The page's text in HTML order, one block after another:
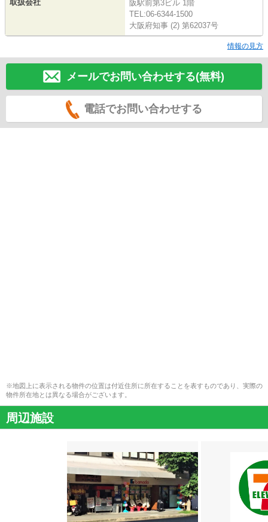
取扱会社
阪駅前第3ビル 1階
TEL:06-6344-1500
大阪府知事 (2) 第62037号
情報の見方
メールでお問い合わせする(無料)
電話でお問い合わせする
※地図上に表示される物件の位置は付近住所に所在することを表すものであり、実際の
物件所在地とは異なる場合がございます。
周辺施設